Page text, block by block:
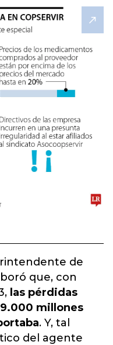
de
que, con
las pérdidas
millones
. Y, tal
del agente